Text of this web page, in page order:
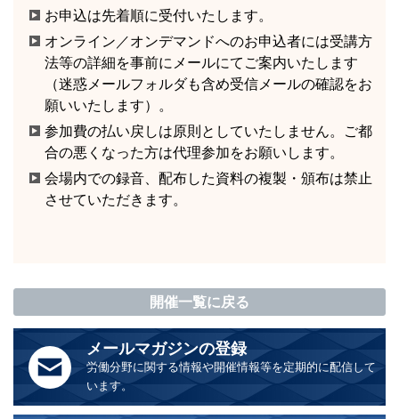
お申込は先着順に受付いたします。
オンライン／オンデマンドへのお申込者には受講方
法等の詳細を事前にメールにてご案内いたします
（迷惑メールフォルダも含め受信メールの確認をお
願いいたします）。
参加費の払い戻しは原則としていたしません。ご都
合の悪くなった方は代理参加をお願いします。
会場内での録音、配布した資料の複製・頒布は禁止
させていただきます。
開催一覧に戻る
メールマガジンの登録
労働分野に関する情報や開催情報等を定期的に配信して
います。